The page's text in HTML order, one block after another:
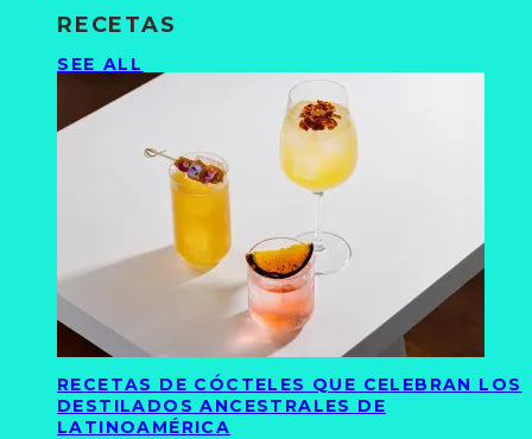
RECETAS
SEE ALL
RECETAS DE CÓCTELES QUE CELEBRAN LOS
DESTILADOS ANCESTRALES DE
LATINOAMÉRICA